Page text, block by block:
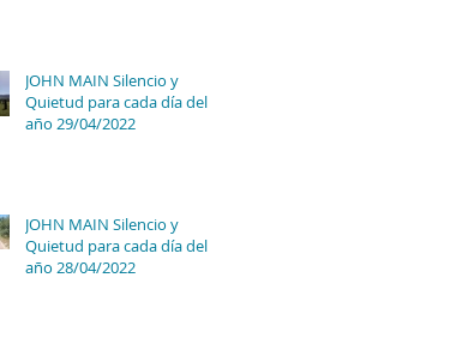
JOHN MAIN Silencio y
Quietud para cada día del
año 29/04/2022
JOHN MAIN Silencio y
Quietud para cada día del
año 28/04/2022